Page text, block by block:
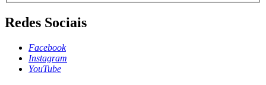
Redes Sociais
Facebook
Instagram
YouTube